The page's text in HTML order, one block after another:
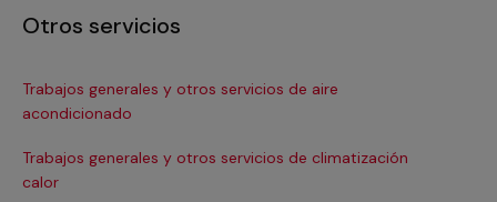
Otros servicios
Trabajos generales y otros servicios de aire
acondicionado
Trabajos generales y otros servicios de climatización
calor